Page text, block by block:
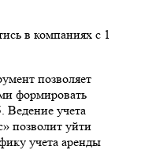
в компаниях с 1
позволяет
формировать
учета
позволит уйти
учета аренды